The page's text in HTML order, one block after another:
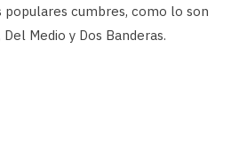
cumbres, como lo son
Medio y Dos Banderas.